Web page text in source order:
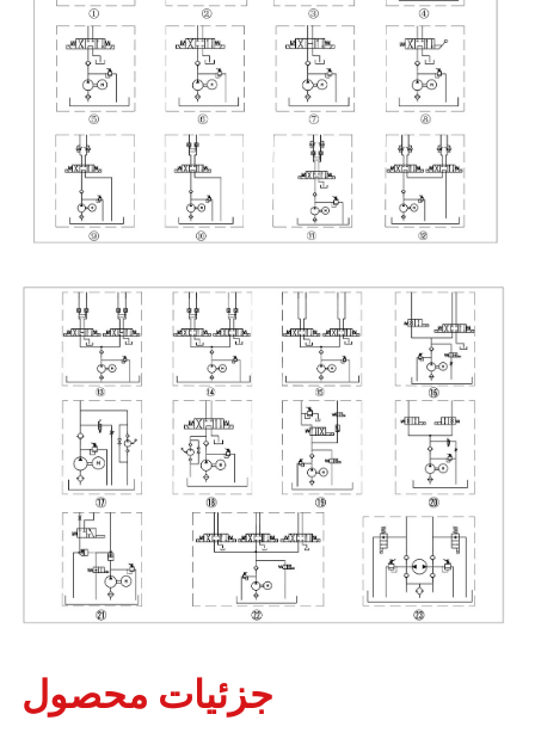
جزئیات محصول